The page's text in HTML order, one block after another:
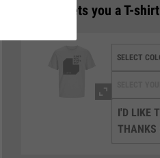
€50 gets you a T-
I'D LIKE
THANKS